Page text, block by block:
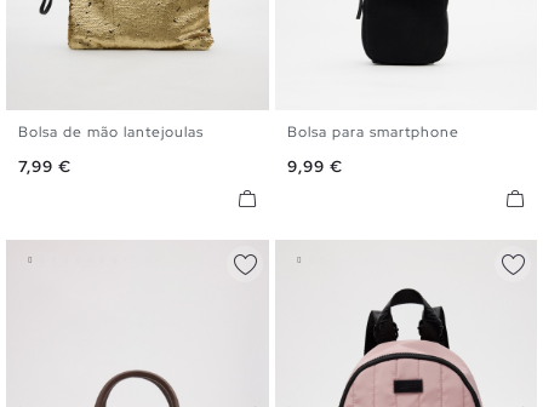
Bolsa de mão lantejoulas
Preço
7,99 €
Bolsa para smartphone
Preço
9,99 €